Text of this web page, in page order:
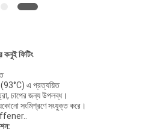
ফিটিং
এ প্রত্যয়িত
চাপের জন্য উপলব্ধ।
সংমিশ্রণে সংযুক্ত করে।